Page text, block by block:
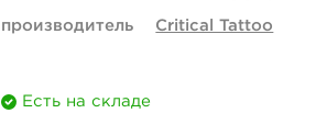
производитель Critical Tattoo
Есть на складе